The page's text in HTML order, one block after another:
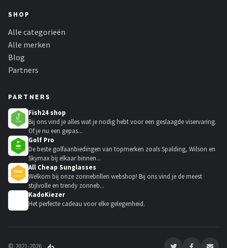
SHOP
Alle categorieën
Alle merken
Blog
Partners
PARTNERS
Fish24 shop
Bij ons vind je alles wat je nodig hebt voor een geslaagde viservaring.
Of je nu een gepas...
Golf Pro
De beste golfaanbiedingen van topmerken zoals Spalding, Wilson en
Skymax bij elkaar binnen...
All Cheap Sunglasses
Welkom bij onze zonnebrillen webshop! Bij ons vind je de meest
stijlvolle en trendy zonneb...
KadoKiezer
Het perfecte cadeau voor elke gelegenheid.
© 2021-2026